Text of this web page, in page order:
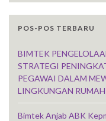
POS-POS TERBARU
BIMTEK
STRATEGI
PEGAWAI DALAM
LINGKUNGAN
Bimtek Anjab ABK